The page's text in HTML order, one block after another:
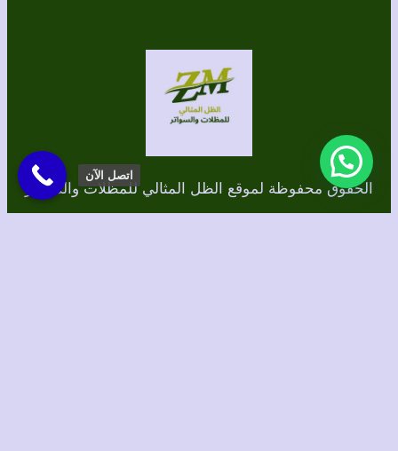
الحقوق محفوظة لموقع الظل المثالي للمظلات والسواتر
اتصل الآن